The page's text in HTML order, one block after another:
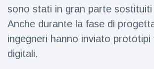
sono stati in gran parte sostituiti
Anche durante la fase di
ingegneri hanno inviato
digitali.